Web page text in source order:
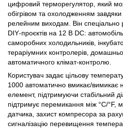
цифровий терморегулятор, який
обігрівом та охолодженням
релейним виходам. Він спеціально
DIY‑проєктів на 12 В DC:
саморобних холодильників,
тераріумних контролерів,
автоматичного клімат‑контролю.
Користувач задає цільову
1000 автоматично вмикає/вимикає
елемент, підтримуючи стабільний
підтримує перемикання між °C/°F,
датчика, захист компресора за
сигналізацію перевищення